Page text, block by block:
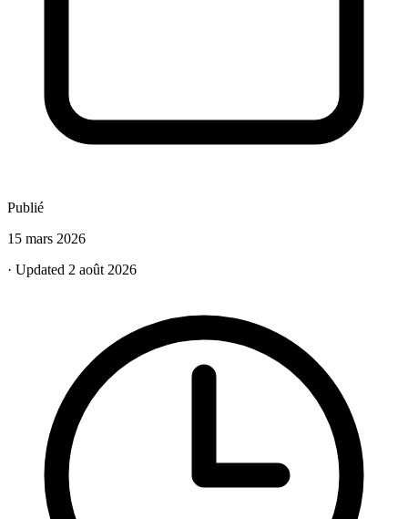
Publié
15 mars 2026
· Updated 2 août 2026